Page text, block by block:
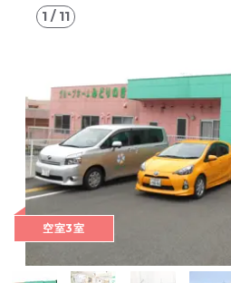
1 / 11
空室3室